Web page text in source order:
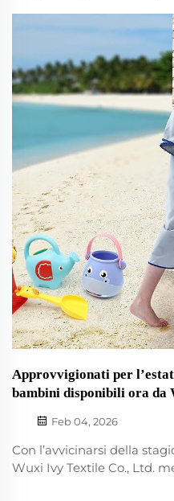
fitness e rivenditori.
aziendali sia con design
servizi completi di
Approvvigionati per
bambini disponibili ora da
Feb 04, 2026
Con l’avvicinarsi della
Wuxi Ivy Textile Co., Ltd.